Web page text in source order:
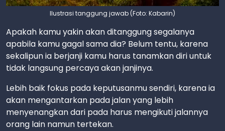
Ilustrasi tanggung jawab (Foto: Kabarin)
Apakah kamu yakin akan ditanggung segalanya
apabila kamu gagal sama dia? Belum tentu, karena
sekalipun ia berjanji kamu harus tanamkan diri untuk
tidak langsung percaya akan janjinya.
Lebih baik fokus pada keputusanmu sendiri, karena ia
akan mengantarkan pada jalan yang lebih
menyenangkan dari pada harus mengikuti jalannya
orang lain namun tertekan.